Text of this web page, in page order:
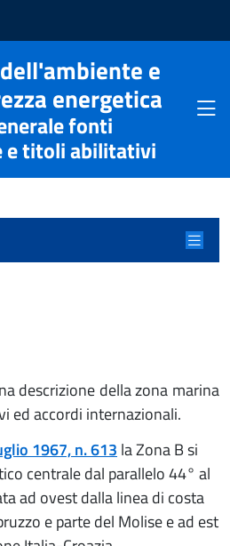
e
energetica
fonti
e titoli abilitativi
Apri
descrizione della zona marina
ed accordi internazionali.
1967, n. 613 la Zona B si
centrale dal parallelo 44° al
ad ovest dalla linea di costa
e parte del Molise e ad est